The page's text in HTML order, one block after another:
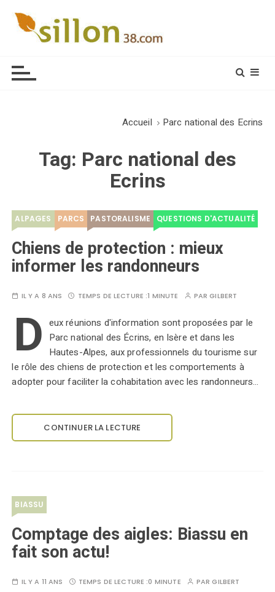
Accueil Parc national des Ecrins
Tag: Parc national des
Ecrins
ALPAGES PARCS PASTORALISME QUESTIONS D'ACTUALITÉ
Chiens de protection : mieux
informer les randonneurs
IL Y A 8 ANS TEMPS DE LECTURE :1 MINUTE PARGILBERT
D eux réunions d'information sont proposées par le
Parc national des Écrins, en Isère et dans les
Hautes-Alpes, aux professionnels du tourisme sur
le rôle des chiens de protection et les comportements à
adopter pour faciliter la cohabitation avec les randonneurs…
CONTINUER LA LECTURE
BIASSU
Comptage des aigles: Biassu en
fait son actu!
IL Y A 11 ANS TEMPS DE LECTURE :0 MINUTE PARGILBERT